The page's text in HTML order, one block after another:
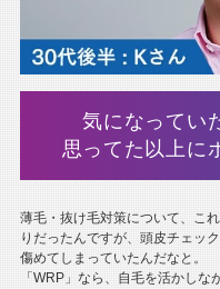
気になってい
思ってた以上に
薄毛・抜け毛対策について、こ
りだったんですが、頭皮チェッ
傷めてしまっていたんだなと。
「WRP」なら、自毛を活かし